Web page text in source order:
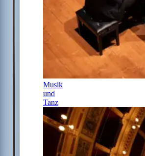
Musik
und
Tanz